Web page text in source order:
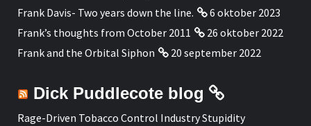
Frank Davis- Two years down the line.
6 oktober 2023
Frank’s thoughts from October 2011
26 oktober 2022
Frank and the Orbital Siphon
20 september 2022
Dick Puddlecote blog
Rage-Driven Tobacco Control Industry Stupidity